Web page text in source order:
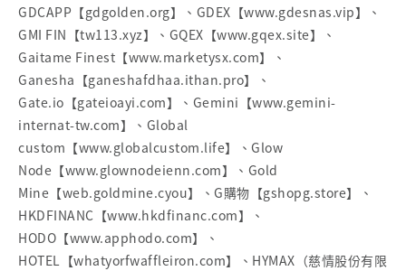
GDCAPP【gdgolden.org】、GDEX【www.gdesnas.vip】、
GMI FIN【tw113.xyz】、GQEX【www.gqex.site】、
Gaitame Finest【www.marketysx.com】、
Ganesha【ganeshafdhaa.ithan.pro】、
Gate.io【gateioayi.com】、Gemini【www.gemini-
internat-tw.com】、Global
custom【www.globalcustom.life】、Glow
Node【www.glownodeienn.com】、Gold
Mine【web.goldmine.cyou】、G購物【gshopg.store】、
HKDFINANC【www.hkdfinanc.com】、
HODO【www.apphodo.com】、
HOTEL【whatyorfwaffleiron.com】、HYMAX（慈情股份有限